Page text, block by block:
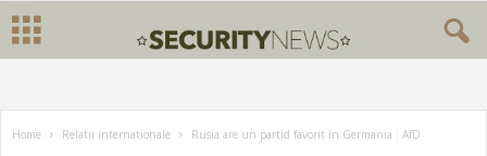
Home Relatii internationale Rusia are un partid favorit în Germania : AfD